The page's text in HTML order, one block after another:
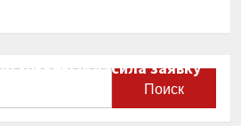
хоккею огласила заявку